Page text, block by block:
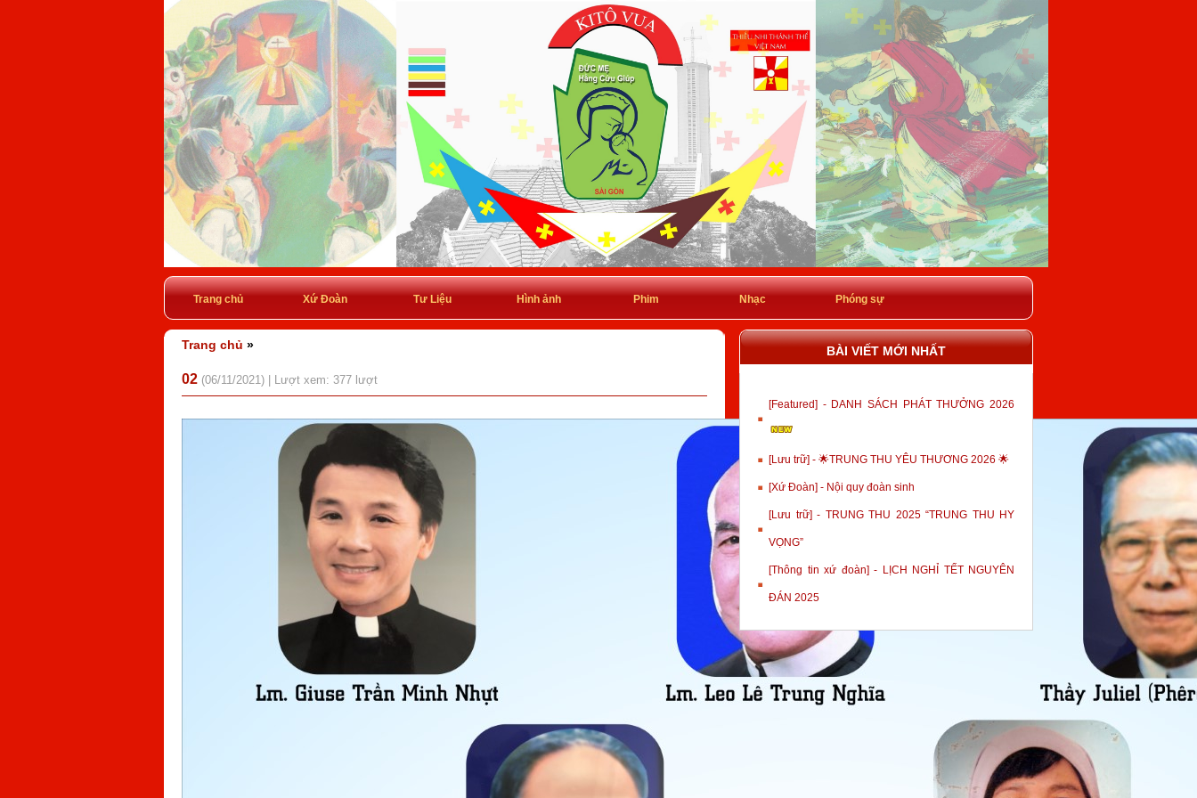
Trang chủ Xứ Đoàn Tư Liệu Hình ảnh Phim Nhạc Phóng sự
Trang chủ »
02 (06/11/2021) | Lượt xem: 377 lượt
BÀI VIẾT MỚI NHẤT
[Featured] - DANH SÁCH PHÁT THƯỞNG 2026
[Lưu trữ] - 🌟TRUNG THU YÊU THƯƠNG 2026 🌟
[Xứ Đoàn] - Nội quy đoàn sinh
[Lưu trữ] - TRUNG THU 2025 “TRUNG THU HY
VỌNG”
[Thông tin xứ đoàn] - LỊCH NGHỈ TẾT NGUYÊN
ĐÁN 2025